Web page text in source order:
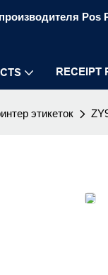
Pos
RECEIPT
этикеток